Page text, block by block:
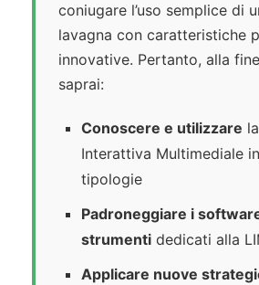
coniugare l’uso semplice di
lavagna con caratteristiche
innovative. Pertanto, alla
saprai:
Conoscere e utilizzare
Interattiva Multimediale
tipologie
Padroneggiare i
strumenti dedicati alla
Applicare nuove